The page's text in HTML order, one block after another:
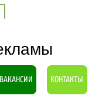
ВАКАНСИИ КОНТАКТЫ